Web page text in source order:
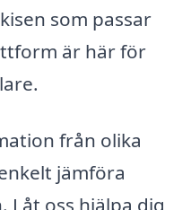
som passar
är här för
från olika
jämföra